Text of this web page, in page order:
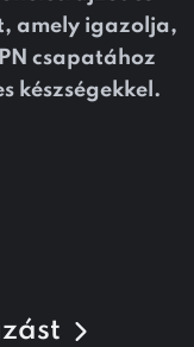
amely igazolja,
csapatához
készségekkel.